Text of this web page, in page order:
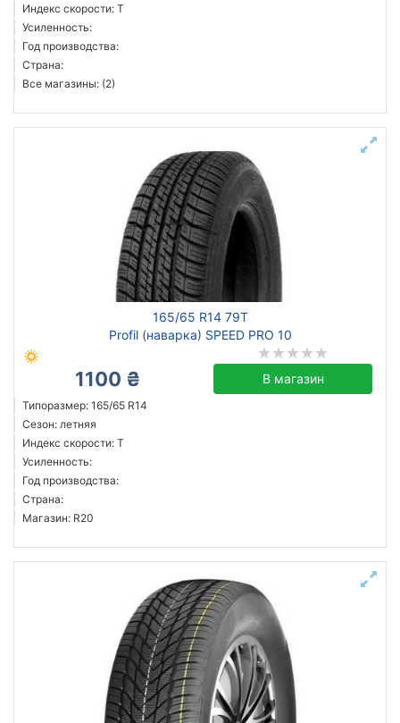
Индекс скорости: T
Усиленность:
Год производства:
Страна:
Все магазины: (2)
165/65 R14 79T
Profil (наварка) SPEED PRO 10
1100 ₴ В магазин
Типоразмер: 165/65 R14
Сезон: летняя
Индекс скорости: T
Усиленность:
Год производства:
Страна:
Магазин: R20